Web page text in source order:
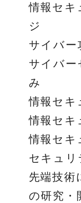
情報セキ
ジ
サイバー
サイバー
み
情報セキ
情報セキ
情報セキ
セキュリ
先端技術
の研究・